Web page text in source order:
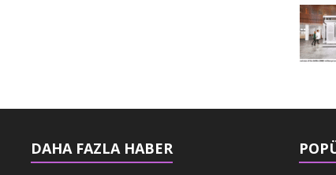
DAHA FAZLA HABER